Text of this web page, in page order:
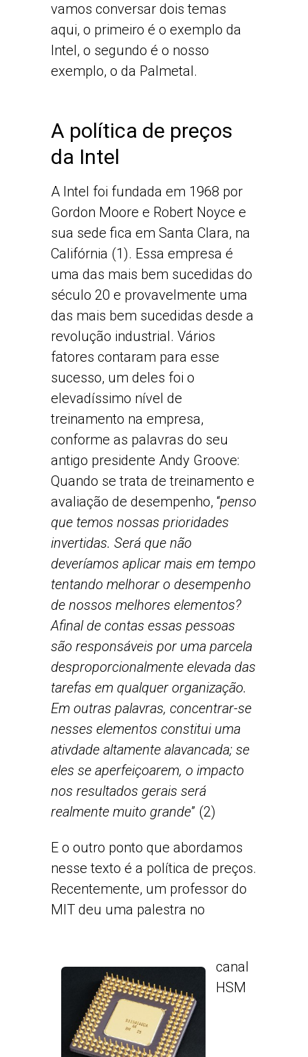
vamos conversar dois temas
aqui, o primeiro é o exemplo da
Intel, o segundo é o nosso
exemplo, o da Palmetal.
A política de preços
da Intel
A Intel foi fundada em 1968 por
Gordon Moore e Robert Noyce e
sua sede fica em Santa Clara, na
Califórnia (1). Essa empresa é
uma das mais bem sucedidas do
século 20 e provavelmente uma
das mais bem sucedidas desde a
revolução industrial. Vários
fatores contaram para esse
sucesso, um deles foi o
elevadíssimo nível de
treinamento na empresa,
conforme as palavras do seu
antigo presidente Andy Groove:
Quando se trata de treinamento e
avaliação de desempenho, “penso
que temos nossas prioridades
invertidas. Será que não
deveríamos aplicar mais em tempo
tentando melhorar o desempenho
de nossos melhores elementos?
Afinal de contas essas pessoas
são responsáveis por uma parcela
desproporcionalmente elevada das
tarefas em qualquer organização.
Em outras palavras, concentrar-se
nesses elementos constitui uma
ativdade altamente alavancada; se
eles se aperfeiçoarem, o impacto
nos resultados gerais será
realmente muito grande” (2)
E o outro ponto que abordamos
nesse texto é a política de preços.
Recentemente, um professor do
MIT deu uma palestra no
canal
HSM